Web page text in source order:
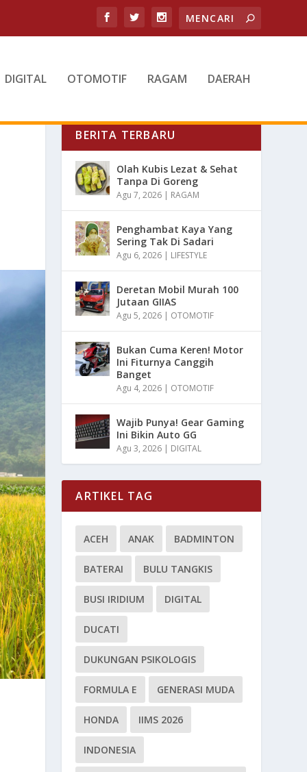
DIGITAL OTOMOTIF RAGAM DAERAH
BERITA TERBARU
Olah Kubis Lezat & Sehat
Tanpa Di Goreng
Agu 7, 2026 | RAGAM
Penghambat Kaya Yang
Sering Tak Di Sadari
Agu 6, 2026 | LIFESTYLE
Deretan Mobil Murah 100
Jutaan GIIAS
Agu 5, 2026 | OTOMOTIF
Bukan Cuma Keren! Motor
Ini Fiturnya Canggih
Banget
Agu 4, 2026 | OTOMOTIF
Wajib Punya! Gear Gaming
Ini Bikin Auto GG
Agu 3, 2026 | DIGITAL
ARTIKEL TAG
ACEH ANAK BADMINTON
BATERAI BULU TANGKIS
BUSI IRIDIUM DIGITAL
DUCATI
DUKUNGAN PSIKOLOGIS
FORMULA E GENERASI MUDA
HONDA IIMS 2026
INDONESIA